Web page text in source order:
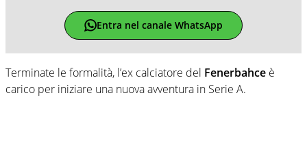
Entra nel canale WhatsApp
Terminate le formalità, l’ex calciatore del Fenerbahce è
carico per iniziare una nuova avventura in Serie A.